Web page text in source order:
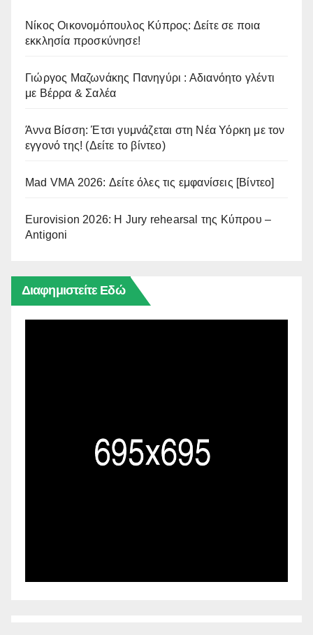
Νίκος Οικονομόπουλος Κύπρος: Δείτε σε ποια
εκκλησία προσκύνησε!
Γιώργος Μαζωνάκης Πανηγύρι : Αδιανόητο γλέντι
με Βέρρα & Σαλέα
Άννα Βίσση: Έτσι γυμνάζεται στη Νέα Υόρκη με τον
εγγονό της! (Δείτε το βίντεο)
Mad VMA 2026: Δείτε όλες τις εμφανίσεις [Βίντεο]
Eurovision 2026: Η Jury rehearsal της Κύπρου –
Antigoni
Διαφημιστείτε Εδώ